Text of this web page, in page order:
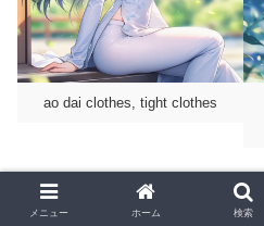
ao dai clothes, tight clothes
服の皺が目立つアオザイ
メニュー ホーム 検索